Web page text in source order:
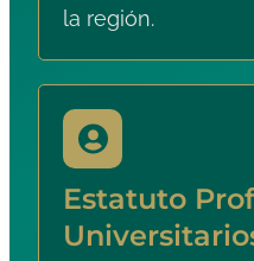
la región.
Estatuto